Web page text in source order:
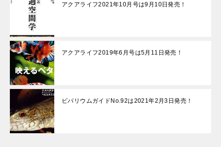
アクアライフ2021年10月号は9月10日発売！
アクアライフ2019年6月号は5月11日発売！
ビバリウムガイドNo.92は2021年2月3日発売！